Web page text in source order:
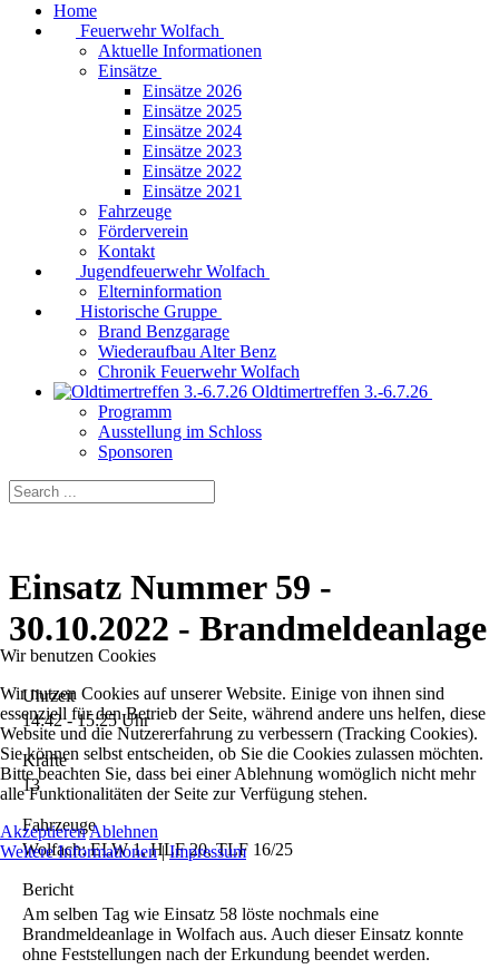
Home
Feuerwehr Wolfach
Aktuelle Informationen
Einsätze
Einsätze 2026
Einsätze 2025
Einsätze 2024
Einsätze 2023
Einsätze 2022
Einsätze 2021
Fahrzeuge
Förderverein
Kontakt
Jugendfeuerwehr Wolfach
Elterninformation
Historische Gruppe
Brand Benzgarage
Wiederaufbau Alter Benz
Chronik Feuerwehr Wolfach
Oldtimertreffen 3.-6.7.26
Programm
Ausstellung im Schloss
Sponsoren
Einsatz Nummer 59 -
30.10.2022 - Brandmeldeanlage
Uhrzeit
14:42 - 15:25 Uhr
Kräfte
13
Fahrzeuge
Wolfach: ELW 1, HLF 20, TLF 16/25
Bericht
Am selben Tag wie Einsatz 58 löste nochmals eine
Brandmeldeanlage in Wolfach aus. Auch dieser Einsatz konnte
ohne Feststellungen nach der Erkundung beendet werden.
Wir benutzen Cookies
Wir nutzen Cookies auf unserer Website. Einige von ihnen sind
essenziell für den Betrieb der Seite, während andere uns helfen, diese
Website und die Nutzererfahrung zu verbessern (Tracking Cookies).
Sie können selbst entscheiden, ob Sie die Cookies zulassen möchten.
Bitte beachten Sie, dass bei einer Ablehnung womöglich nicht mehr
alle Funktionalitäten der Seite zur Verfügung stehen.
AkzeptierenAblehnen
Weitere Informationen|Impressum